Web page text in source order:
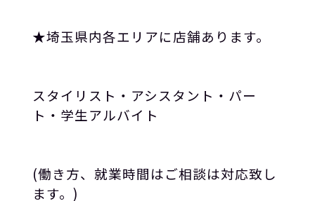
★埼玉県内各エリアに店舗あります。
スタイリスト・アシスタント・パー
ト・学生アルバイト
(働き方、就業時間はご相談は対応致し
ます。 )